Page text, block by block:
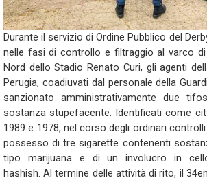
Durante il servizio di Ordine Pubblico del
nelle fasi di controllo e filtraggio al varco
Nord dello Stadio Renato Curi, gli agenti
Perugia, coadiuvati dal personale della
sanzionato amministrativamente due
sostanza stupefacente. Identificati come
1989 e 1978, nel corso degli ordinari
possesso di tre sigarette contenenti
tipo marijuana e di un involucro in
hashish. Al termine delle attività di rito, il